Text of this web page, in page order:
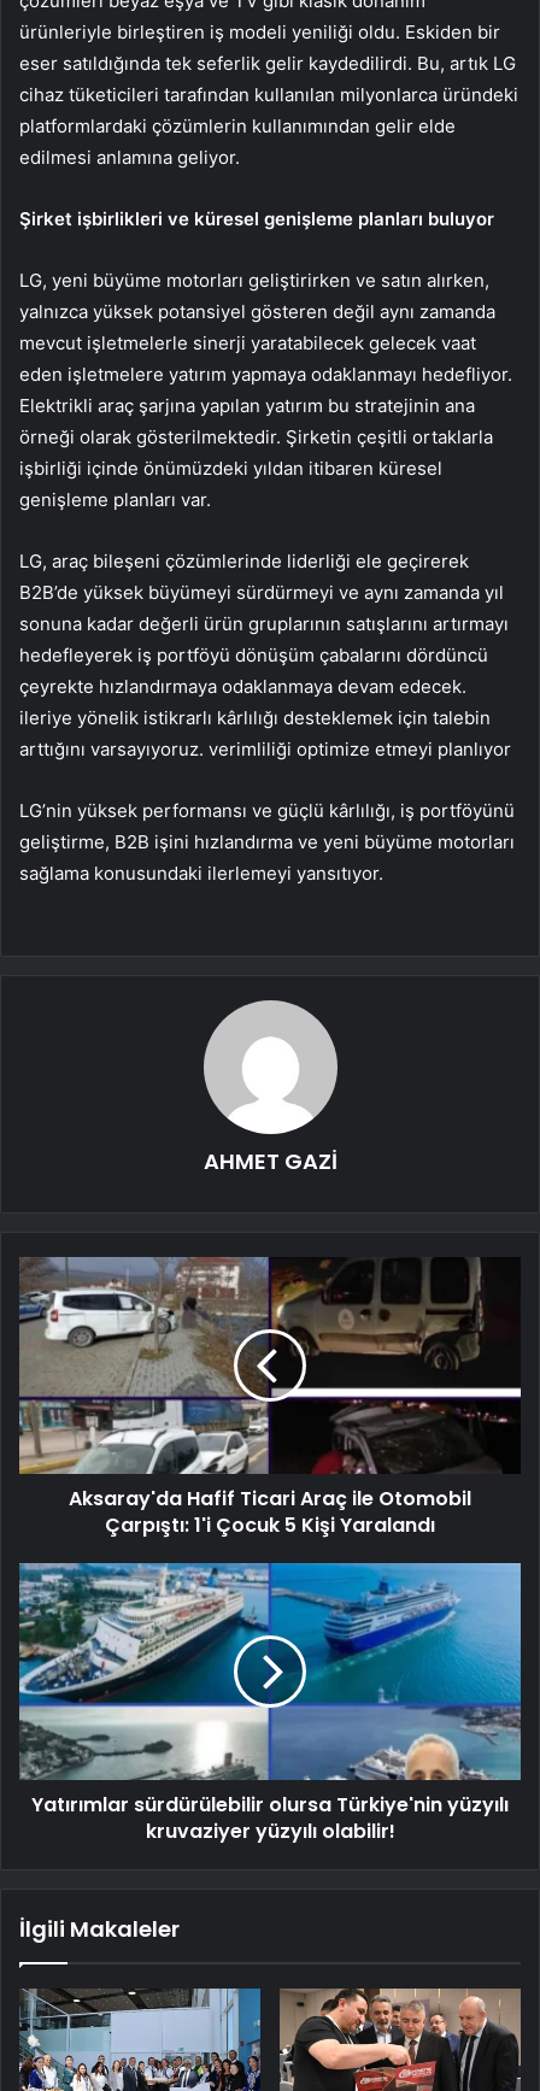
ürünleriyle birleştiren iş modeli yeniliği oldu. Eskiden bir
eser satıldığında tek seferlik gelir kaydedilirdi. Bu, artık LG
cihaz tüketicileri tarafından kullanılan milyonlarca üründeki
platformlardaki çözümlerin kullanımından gelir elde
edilmesi anlamına geliyor.
Şirket işbirlikleri ve küresel genişleme planları buluyor
LG, yeni büyüme motorları geliştirirken ve satın alırken,
yalnızca yüksek potansiyel gösteren değil aynı zamanda
mevcut işletmelerle sinerji yaratabilecek gelecek vaat
eden işletmelere yatırım yapmaya odaklanmayı hedefliyor.
Elektrikli araç şarjına yapılan yatırım bu stratejinin ana
örneği olarak gösterilmektedir. Şirketin çeşitli ortaklarla
işbirliği içinde önümüzdeki yıldan itibaren küresel
genişleme planları var.
LG, araç bileşeni çözümlerinde liderliği ele geçirerek
B2B’de yüksek büyümeyi sürdürmeyi ve aynı zamanda yıl
sonuna kadar değerli ürün gruplarının satışlarını artırmayı
hedefleyerek iş portföyü dönüşüm çabalarını dördüncü
çeyrekte hızlandırmaya odaklanmaya devam edecek.
ileriye yönelik istikrarlı kârlılığı desteklemek için talebin
arttığını varsayıyoruz. verimliliği optimize etmeyi planlıyor
LG’nin yüksek performansı ve güçlü kârlılığı, iş portföyünü
geliştirme, B2B işini hızlandırma ve yeni büyüme motorları
sağlama konusundaki ilerlemeyi yansıtıyor.
AHMET GAZİ
Aksaray'da Hafif Ticari Araç ile Otomobil
Çarpıştı: 1'i Çocuk 5 Kişi Yaralandı
Yatırımlar sürdürülebilir olursa Türkiye'nin yüzyılı
kruvaziyer yüzyılı olabilir!
İlgili Makaleler